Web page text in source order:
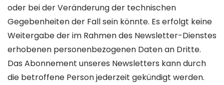
oder bei der Veränderung der technischen
Gegebenheiten der Fall sein könnte. Es erfolgt keine
Weitergabe der im Rahmen des Newsletter-Dienstes
erhobenen personenbezogenen Daten an Dritte.
Das Abonnement unseres Newsletters kann durch
die betroffene Person jederzeit gekündigt werden.